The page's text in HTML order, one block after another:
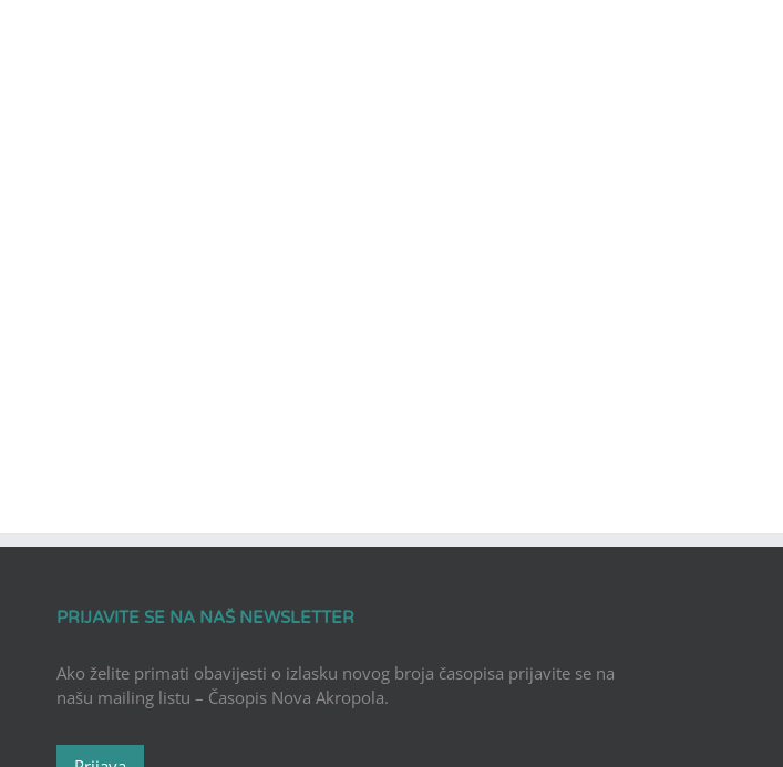
PRIJAVITE SE NA NAŠ NEWSLETTER
Ako želite primati obavijesti o izlasku novog broja časopisa prijavite se na
našu mailing listu – Časopis Nova Akropola.